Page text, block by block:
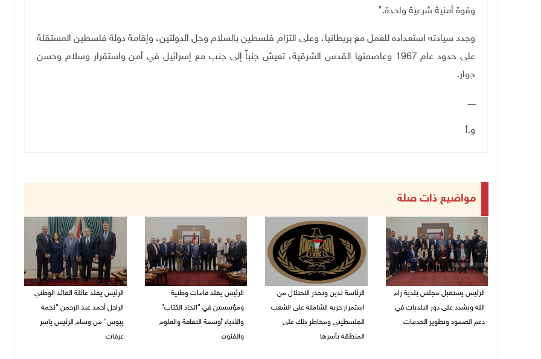
وقوة أمنية شرعية واحدة".
وجدد سيادته استعداده للعمل مع بريطانيا، وعلى التزام فلسطين بالسلام وحل الدولتين، وإقامة دولة فلسطين المستقلة
على حدود عام 1967 وعاصمتها القدس الشرقية، تعيش جنباً إلى جنب مع إسرائيل في أمن واستقرار وسلام وحسن
جوار.
ــــــ
و.أ
مواضيع ذات صلة
الرئيس يستقبل مجلس بلدية رام
الله ويشدد على دور البلديات في
دعم الصمود وتطوير الخدمات
الرئاسة تدين وتحذر الاحتلال من
استمرار حربه الشاملة على الشعب
الفلسطيني ومخاطر ذلك على
المنطقة بأسرها
الرئيس يقلد قامات وطنية
ومؤسسين في "اتحاد الكتاب"
والأدباء أوسمة الثقافة والعلوم
والفنون
الرئيس يقلد عائلة القائد الوطني
الراحل أحمد عبد الرحمن "نجمة
يبوس" من وسام الرئيس ياسر
عرفات